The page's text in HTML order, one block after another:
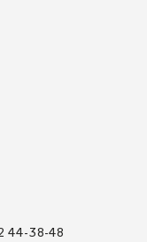
44-38-48